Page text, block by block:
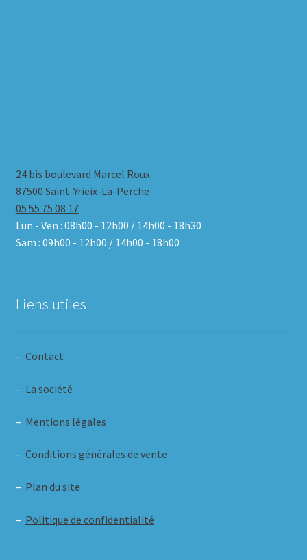
24 bis boulevard Marcel Roux
87500 Saint-Yrieix-La-Perche
05 55 75 08 17
Lun - Ven : 08h00 - 12h00 / 14h00 - 18h30
Sam : 09h00 - 12h00 / 14h00 - 18h00
Liens utiles
– Contact
– La société
– Mentions légales
– Conditions générales de vente
– Plan du site
– Politique de confidentialité